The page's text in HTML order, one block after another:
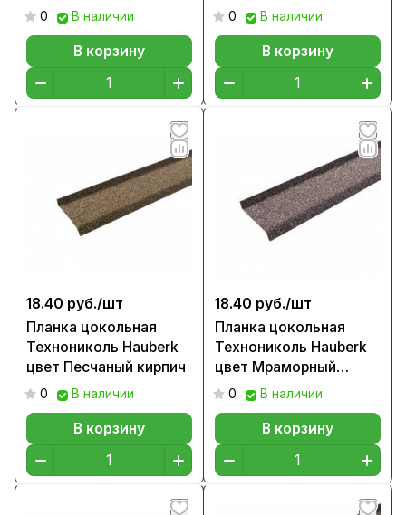
0 В наличии
В корзину
кирпич
0 В наличии
В корзину
18.40 руб./шт
Планка цокольная
Технониколь Hauberk
цвет Песчаный кирпич
0 В наличии
В корзину
18.40 руб./шт
Планка цокольная
Технониколь Hauberk
цвет Мраморный
кирпич
0 В наличии
В корзину